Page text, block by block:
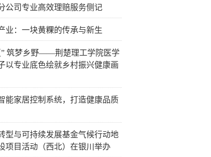
公司专业高效理赔服务侧记
业：一块黄粿的传承与新生
” 筑梦乡野——荆楚理工学院医学
以专业底色绘就乡村振兴健康画
能家居控制系统，打造健康品质
型与可持续发展基金气候行动地
项目活动（西北）在银川举办